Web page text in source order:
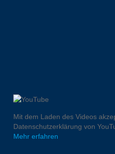
Mit dem Laden des Videos
Datenschutzerklärung von
Mehr erfahren